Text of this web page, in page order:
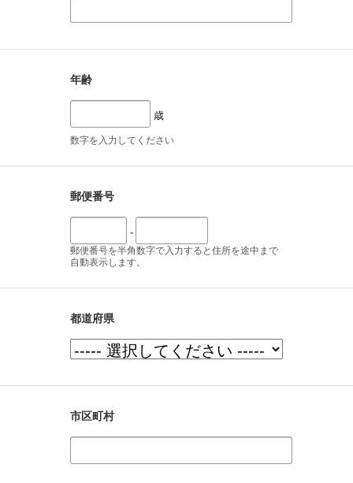
年齢
歳
数字を入力してください
郵便番号
-
郵便番号を半角数字で入力すると住所を途中まで
自動表示します。
都道府県
市区町村